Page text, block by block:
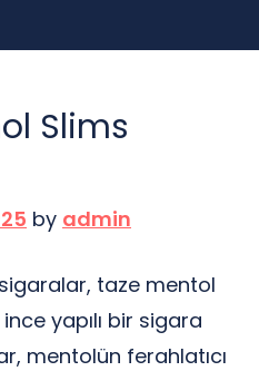
Slims
by admin
taze mentol
yapılı bir sigara
mentolün ferahlatıcı